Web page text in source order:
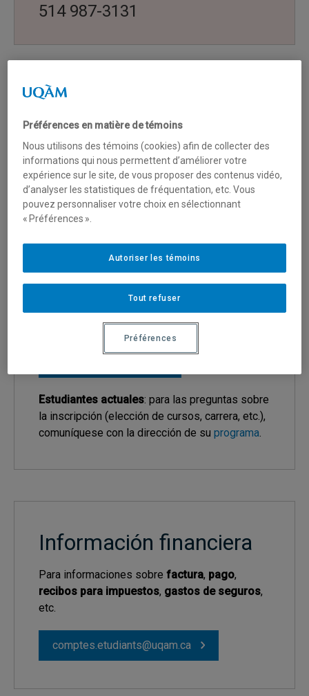
514 987-3131
Cómo enviar un sobre dirigido a la UQAM
Plataformas de recepción
estudiar en la UQAM
Para toda pregunta sobre los estudios en la
pedidos de certificados, etc.) :
Estudiantes actuales: para las preguntas sobre
la inscripción (elección de cursos, carrera, etc.),
comuníquese con la dirección de su programa.
Información financiera
Para informaciones sobre factura, pago,
recibos para impuestos, gastos de seguros,
etc.
comptes.etudiants@uqam.ca
Préférences en matière de témoins
Nous utilisons des témoins (cookies) afin de collecter des
informations qui nous permettent d’améliorer votre
expérience sur le site, de vous proposer des contenus vidéo,
d’analyser les statistiques de fréquentation, etc. Vous
pouvez personnaliser votre choix en sélectionnant
« Préférences ».
Tout refuser
Autoriser les témoins
Préférences